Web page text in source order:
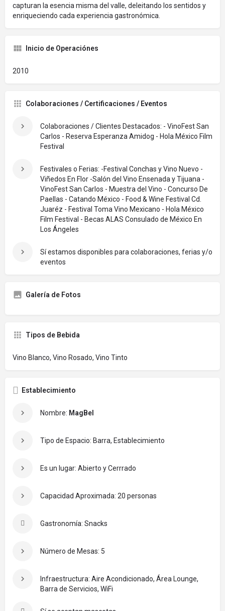
capturan la esencia misma del valle, deleitando los sentidos y
enriqueciendo cada experiencia gastronómica.
Inicio de Operaciónes
2010
Colaboraciones / Certificaciones / Eventos
Colaboraciones / Clientes Destacados: - VinoFest San
Carlos - Reserva Esperanza Amidog - Hola México Film
Festival
Festivales o Ferias: -Festival Conchas y Vino Nuevo -
Viñedos En Flor -Salón del Vino Ensenada y Tijuana -
VinoFest San Carlos - Muestra del Vino - Concurso De
Paellas - Catando México - Food & Wine Festival Cd.
Juaréz - Festival Toma Vino Mexicano - Hola México
Film Festival - Becas ALAS Consulado de México En
Los Ángeles
Sí estamos disponibles para colaboraciones, ferias y/o
eventos
Galería de Fotos
Tipos de Bebida
Vino Blanco, Vino Rosado, Vino Tinto
Establecimiento
Nombre: MagBel
Tipo de Espacio: Barra, Establecimiento
Es un lugar: Abierto y Cerrrado
Capacidad Aproximada: 20 personas
Gastronomía: Snacks
Número de Mesas: 5
Infraestructura: Aire Acondicionado, Área Lounge,
Barra de Servicios, WiFi